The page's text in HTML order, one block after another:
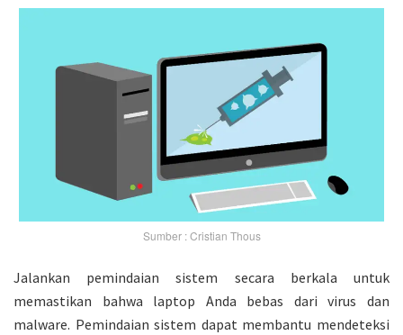
Sumber : Cristian Thous
Jalankan pemindaian sistem secara berkala untuk
memastikan bahwa laptop Anda bebas dari virus dan
malware. Pemindaian sistem dapat membantu mendeteksi